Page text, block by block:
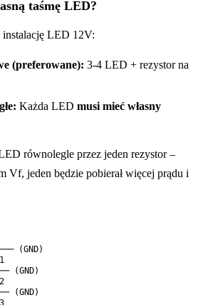
taśmę LED?
instalację LED 12V:
(preferowane): 3-4 LED + rezystor na
Każda LED musi mieć własny
równolegle przez jeden rezystor –
Vf, jeden będzie pobierał więcej prądu i
(GND)
(GND)
(GND)